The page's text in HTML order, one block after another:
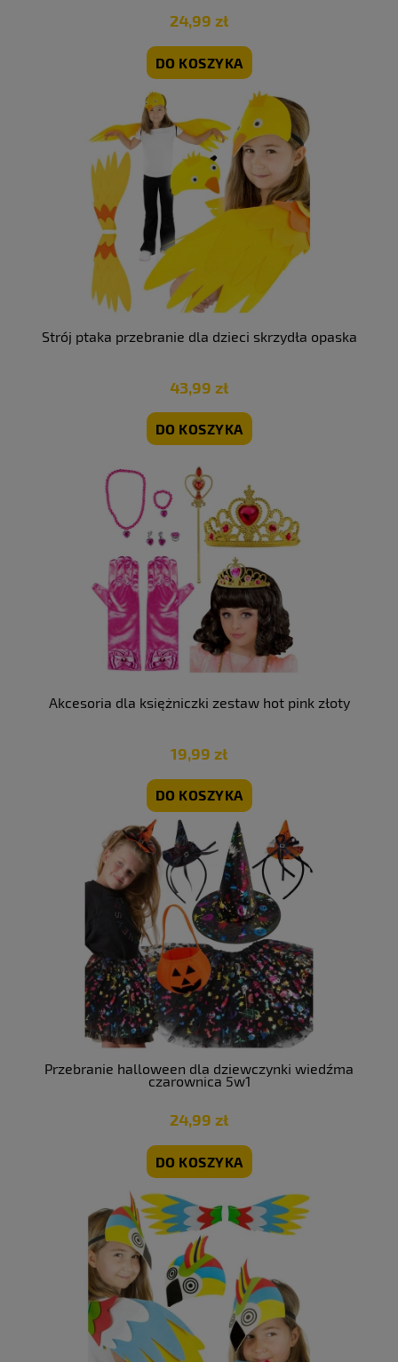
24,99 zł
DO KOSZYKA
Strój ptaka przebranie dla dzieci skrzydła opaska
43,99 zł
DO KOSZYKA
Akcesoria dla księżniczki zestaw hot pink złoty
19,99 zł
DO KOSZYKA
Przebranie halloween dla dziewczynki wiedźma
czarownica 5w1
24,99 zł
DO KOSZYKA